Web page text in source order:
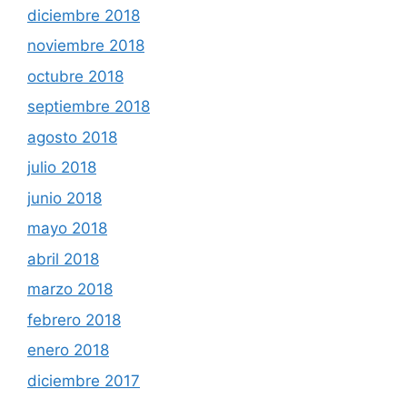
diciembre 2018
noviembre 2018
octubre 2018
septiembre 2018
agosto 2018
julio 2018
junio 2018
mayo 2018
abril 2018
marzo 2018
febrero 2018
enero 2018
diciembre 2017